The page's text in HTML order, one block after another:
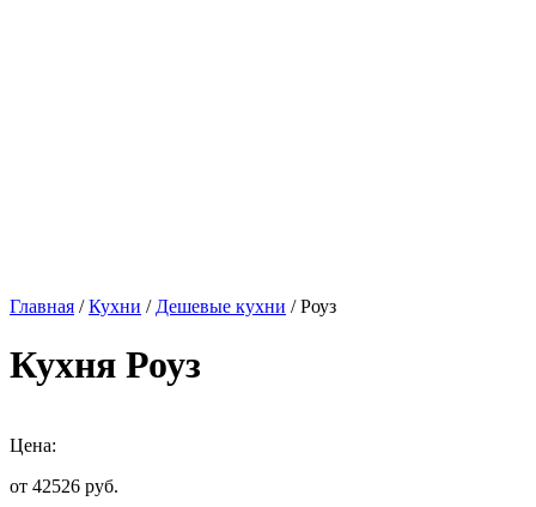
Главная /Кухни / Дешевые кухни / Роуз
Кухня Роуз
Цена:
от 42526 руб.